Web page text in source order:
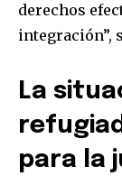
derechos
integración”,
La
para la